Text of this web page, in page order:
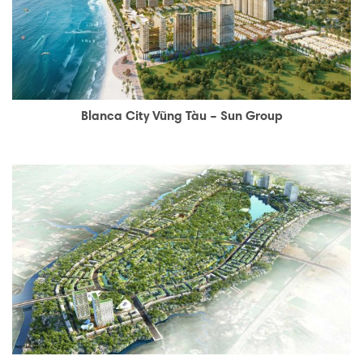
Blanca City Vũng Tàu – Sun Group